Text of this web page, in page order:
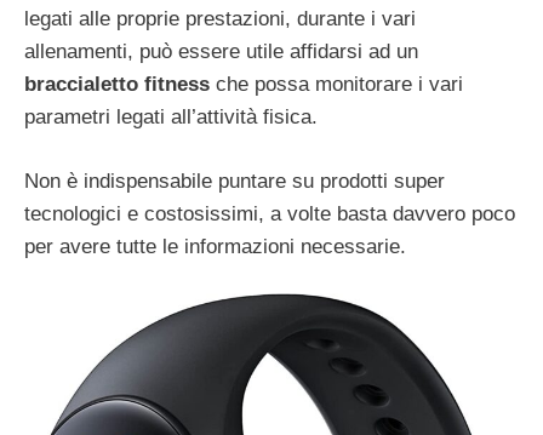
legati alle proprie prestazioni, durante i vari
allenamenti, può essere utile affidarsi ad un
braccialetto fitness che possa monitorare i vari
parametri legati all’attività fisica.
Non è indispensabile puntare su prodotti super
tecnologici e costosissimi, a volte basta davvero poco
per avere tutte le informazioni necessarie.